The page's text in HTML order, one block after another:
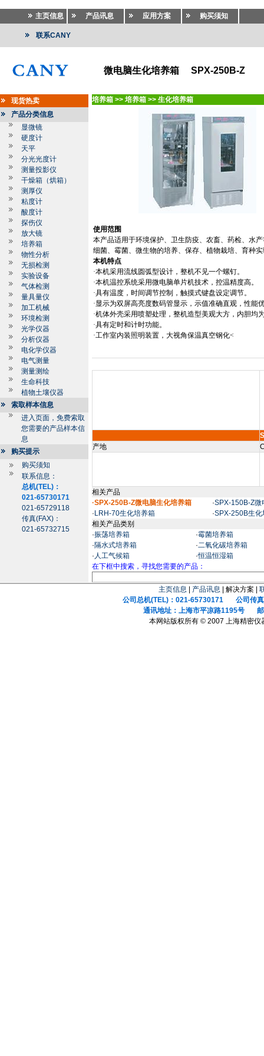
主页信息 产品讯息 应用方案 购买须知
联系CANY
微电脑生化培养箱 SPX-250B-Z
现货热卖
产品分类信息
显微镜
硬度计
天平
分光光度计
测量投影仪
干燥箱（烘箱）
测厚仪
粘度计
酸度计
探伤仪
放大镜
培养箱
物性分析
无损检测
实验设备
气体检测
量具量仪
加工机械
环境检测
光学仪器
分析仪器
电化学仪器
电气测量
测量测绘
生命科技
植物土壤仪器
索取样本信息
进入页面，免费索取
您需要的产品样本信
息
购买提示
购买须知
联系信息：
总机(TEL)：
021-65730171
021-65729118
传真(FAX)：
021-65732715
培养箱 >> 培养箱 >> 生化培养箱
使用范围
本产品适用于环境保护、卫生防疫、农畜、药检、水
细菌、霉菌、微生物的培养、保存、植物栽培、育种
本机特点
·本机采用流线圆弧型设计，整机不见一个螺钉。
·本机温控系统采用微电脑单片机技术，控温精度高。
·具有温度，时间调节控制，触摸式键盘设定调节。
·显示为双屏高亮度数码管显示，示值准确直观，性能
·机体外壳采用喷塑处理，整机造型美观大方，内胆均
·具有定时和计时功能。
·工作室内装照明装置，大视角保温真空钢化<
产地
相关产品
·SPX-250B-Z微电脑生化培养箱
·SPX-150B-Z微
· LRH-70生化培养箱 ·SPX-250B生化
相关产品类别
·振荡培养箱 ·霉菌培养箱
·隔水式培养箱 ·二氧化碳培养箱
· 人工气候箱 ·恒温恒湿箱
在下框中搜索，寻找您需要的产品：
主页信息 产品讯息 | 解决方案 |
公司总机(TEL)：021-65730171 公司传真
通讯地址：上海市平凉路1195号 邮
本网站版权所有 © 2007 上海精密仪